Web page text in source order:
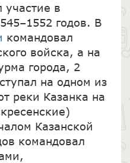
в
годов. В
командовал
войска, а на
города, 2
на одном из
реки Казанка на
Казанской
командовал